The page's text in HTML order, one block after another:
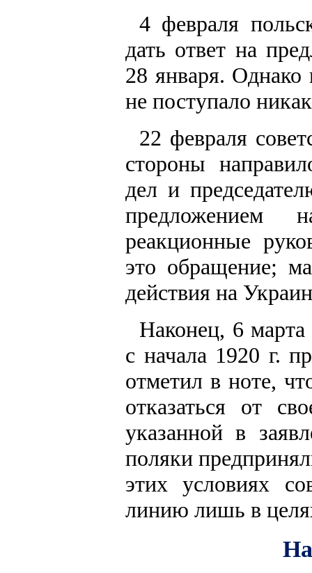
4 февраля
дать ответ на
28 января.
не поступало
22 февраля
стороны
дел и
предложением
реакционные
это обращение;
действия на
Наконец, 6 марта
с начала 1920 г.
отметил в ноте,
отказаться от
указанной в
поляки
этих условиях
линию лишь в